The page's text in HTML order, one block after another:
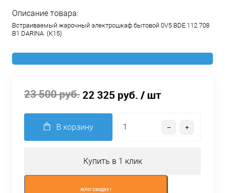
Описание товара:
Встраиваемый жарочный электрошкаф бытовой 0V5 BDE 112 708
B1 DARINA (К15)
23 500 руб. 22 325 руб. / шт
В корзину
Купить в 1 клик
ХОЧУ СКИДКУ !